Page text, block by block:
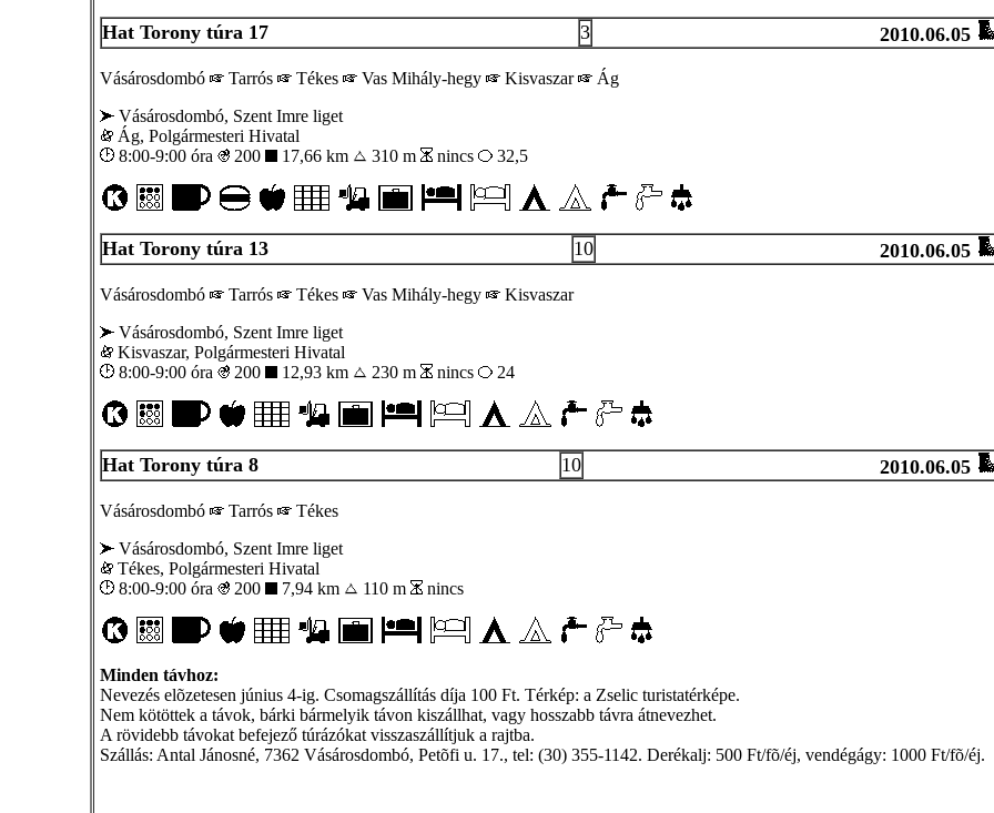
Hat Torony túra 17 3 2010.06.05
Vásárosdombó Tarrós Tékes Vas Mihály-hegy Kisvaszar
Ág
Vásárosdombó, Szent Imre liget
Ág, Polgármesteri Hivatal
8:00-9:00 óra
200 17,66 km 310 m nincs 32,5
Hat Torony túra 13 10 2010.06.05
Vásárosdombó Tarrós Tékes Vas Mihály-hegy
Kisvaszar
Vásárosdombó, Szent Imre liget
Kisvaszar, Polgármesteri Hivatal
8:00-9:00 óra
200 12,93 km 230 m nincs 24
Hat Torony túra 8 10 2010.06.05
Vásárosdombó Tarrós
Tékes
Vásárosdombó, Szent Imre liget
Tékes, Polgármesteri Hivatal
8:00-9:00 óra
200 7,94 km 110 m nincs
Minden távhoz:
Nevezés elõzetesen június 4-ig. Csomagszállítás díja 100 Ft. Térkép: a Zselic turistatérképe.
Nem kötöttek a távok, bárki bármelyik távon kiszállhat, vagy hosszabb távra átnevezhet.
A rövidebb távokat befejező túrázókat visszaszállítjuk a rajtba.
Szállás: Antal Jánosné, 7362 Vásárosdombó, Petõfi u. 17., tel: (30) 355-1142. Derékalj: 500 Ft/fõ/éj, vendégágy: 1000 Ft/fõ/éj.